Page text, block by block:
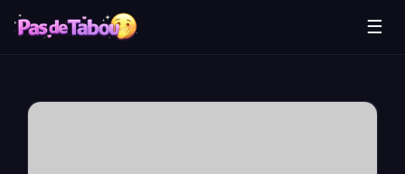
☰